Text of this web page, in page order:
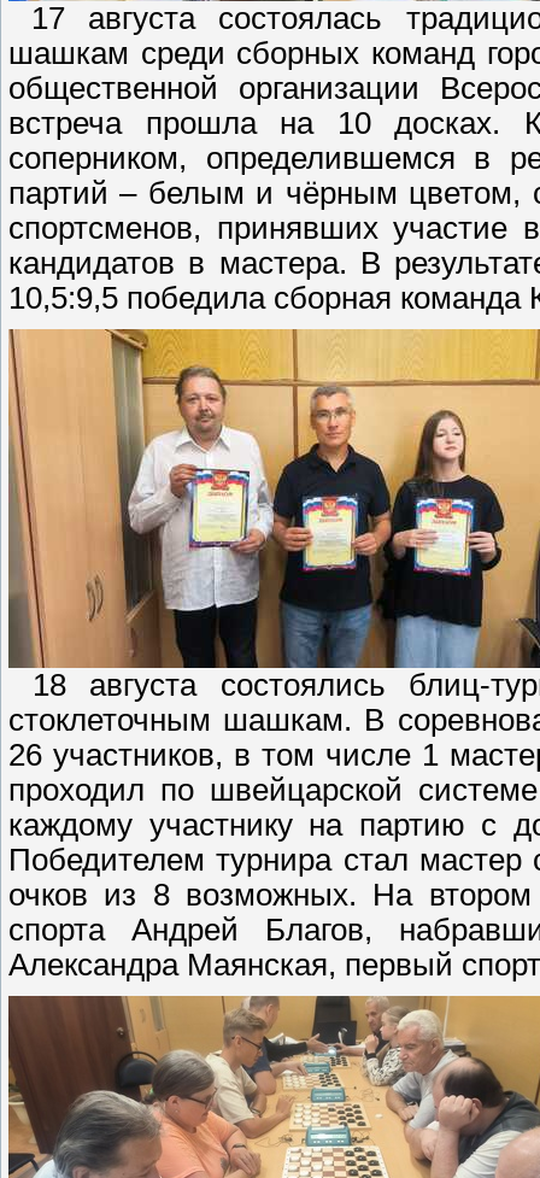
17 августа состоялась
шашкам среди сборных команд
общественной организации
встреча прошла на 10 досках.
соперником, определившемся в
партий – белым и чёрным цветом,
спортсменов, принявших
кандидатов в мастера. В
10,5:9,5 победила сборная
18 августа состоялись блиц-
стоклеточным шашкам. В
26 участников, в том числе 1
проходил по швейцарской
каждому участнику на партию с
Победителем турнира стал
очков из 8 возможных. На
спорта Андрей Благов,
Александра Маянская, первый